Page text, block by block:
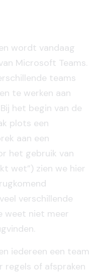
wordt vandaag
Microsoft Teams.
teams
te werken aan
het begin van de
plots een
aan een
het gebruik van
wet”) zien we hier
verschillende
weet niet meer
iedereen een team
regels of afspraken